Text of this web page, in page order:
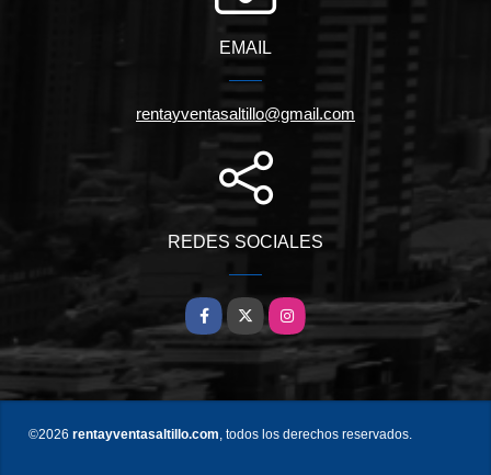
EMAIL
rentayventasaltillo@gmail.com
REDES SOCIALES
Facebook
X Instagram
©2026 rentayventasaltillo.com, todos los derechos reservados.